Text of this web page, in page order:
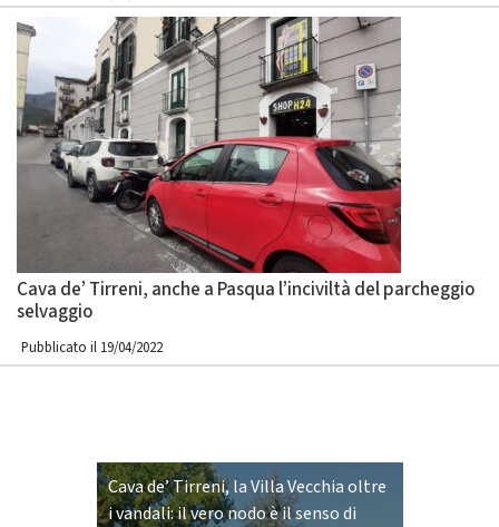
Cava de’ Tirreni, anche a Pasqua l’inciviltà del parcheggio
selvaggio
Pubblicato il 19/04/2022
Cava de’ Tirreni, la Villa Vecchia oltre
i vandali: il vero nodo è il senso di